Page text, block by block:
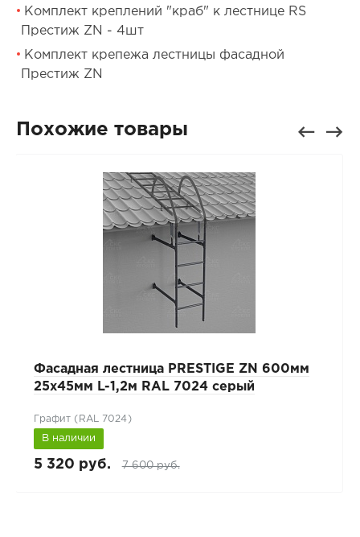
Комплект креплений "краб" к лестнице RS
Престиж ZN - 4шт
Комплект крепежа лестницы фасадной
Престиж ZN
Похожие товары
Фасадная лестница PRESTIGE ZN 600мм
25x45мм L-1,2м RAL 7024 серый
Графит (RAL 7024)
В наличии
5 320 руб. 7 600 руб.